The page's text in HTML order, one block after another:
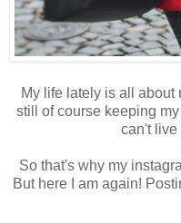
My life lately is all about
still of course keeping
can't live
So that's why my
But here I am again!